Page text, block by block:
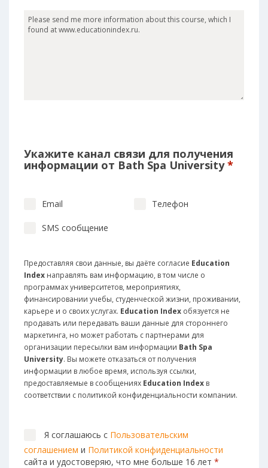
Укажите канал связи для получения
информации от Bath Spa University*
Email Телефон
SMS сообщение
Предоставляя свои данные, вы даёте согласие Education
Index направлять вам информацию, в том числе о
программах университетов, мероприятиях,
финансировании учебы, студенческой жизни, проживании,
карьере и о своих услугах. Education Index обязуется не
продавать или передавать ваши данные для стороннего
маркетинга, но может работать с партнерами для
организации пересылки вам информации Bath Spa
University. Вы можете отказаться от получения
информации в любое время, используя ссылки,
предоставляемые в сообщениях Education Index в
соответствии с политикой конфиденциальности компании.
Я соглашаюсь с Пользовательским
соглашением и Политикой конфиденциальности
сайта и удостоверяю, что мне больше 16 лет *